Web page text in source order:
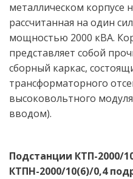
металлическом корпусе
рассчитанная на один
мощностью 2000 кВА.
представляет собой
сборный каркас,
трансформаторного
высоковольтного
вводом).
Подстанции КТП-2000/
КТПН-2000/10(6)/0,4